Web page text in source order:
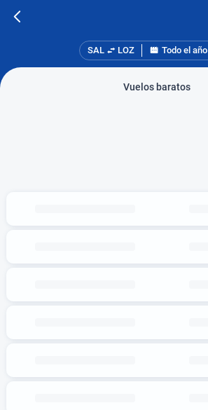
SAL LOZ Todo el año
Vuelos baratos